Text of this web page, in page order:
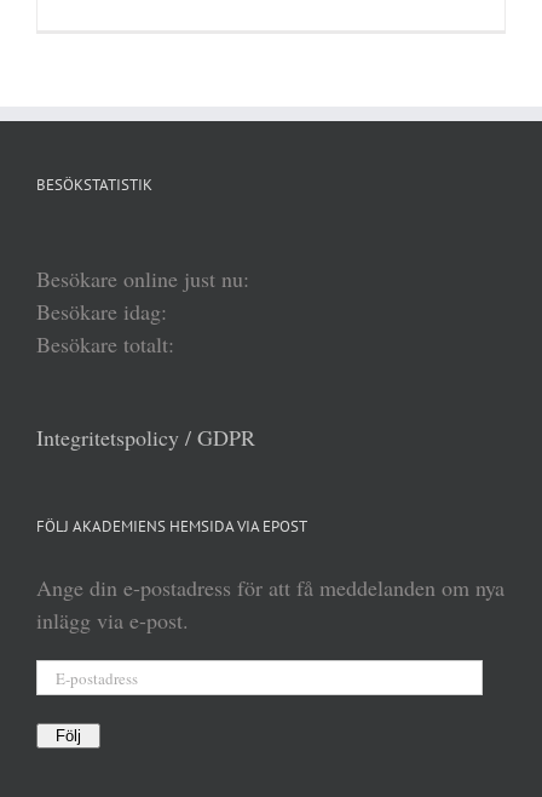
BESÖKSTATISTIK
Besökare online just nu:
Besökare idag:
Besökare totalt:
Integritetspolicy / GDPR
FÖLJ AKADEMIENS HEMSIDA VIA EPOST
Ange din e-postadress för att få meddelanden om nya
inlägg via e-post.
Följ